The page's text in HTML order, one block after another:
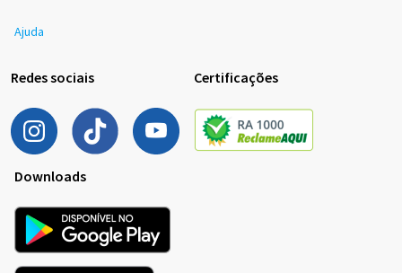
Ajuda
Redes sociais Certificações
Downloads